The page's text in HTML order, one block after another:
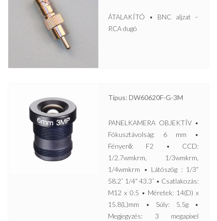
ÁTALAKÍTÓ • BNC aljzat –
RCA dugó
Típus: DW60620F-G-3M
PANELKAMERA OBJEKTÍV •
Fókusztávolság: 6 mm •
Fényerő: F2 • CCD:
1/2.7wmkrm, 1/3wmkrm,
1/4wmkrm • Látószög : 1/3“
58.2˚ 1/4“ 43.3˚ • Csatlakozás:
M12 x 0.5 • Méretek: 14(D) x
15.8(L)mm • Súly: 5.5g •
Megjegyzés: 3 megapixel